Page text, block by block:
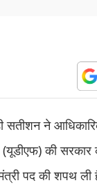
ने
की
पद की शपथ ली